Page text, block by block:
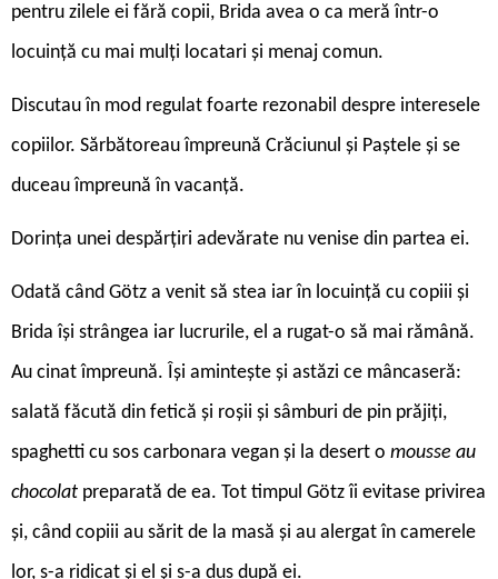
pentru zilele ei fără copii, Brida avea o ca meră într-o
locuință cu mai mulți locatari și menaj comun.
Discutau în mod regulat foarte rezonabil despre interesele
copiilor. Sărbătoreau împreună Crăciunul și Paștele și se
duceau împreună în vacanță.
Dorința unei despărțiri adevărate nu venise din partea ei.
Odată când Götz a venit să stea iar în locuință cu copiii și
Brida își strângea iar lucrurile, el a rugat-o să mai rămână.
Au cinat împreună. Își amintește și astăzi ce mâncaseră:
salată făcută din fetică și roșii și sâmburi de pin prăjiți,
spaghetti cu sos carbonara vegan și la desert o mousse au
chocolat preparată de ea. Tot timpul Götz îi evitase privirea
și, când copiii au sărit de la masă și au alergat în camerele
lor, s-a ridicat și el și s-a dus după ei.